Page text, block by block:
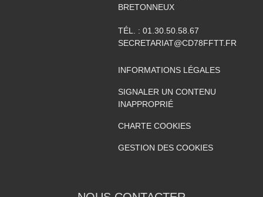
BRETONNEUX
TÉL. : 01.30.50.58.67
SECRETARIAT@CD78FFTT.FR
INFORMATIONS LÉGALES
SIGNALER UN CONTENU
INAPPROPRIÉ
CHARTE COOKIES
GESTION DES COOKIES